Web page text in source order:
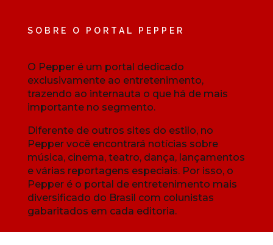
SOBRE O PORTAL PEPPER
O Pepper é um portal dedicado
exclusivamente ao entretenimento,
trazendo ao internauta o que há de mais
importante no segmento.
Diferente de outros sites do estilo, no
Pepper você encontrará notícias sobre
música, cinema, teatro, dança, lançamentos
e várias reportagens especiais. Por isso, o
Pepper é o portal de entretenimento mais
diversificado do Brasil com colunistas
gabaritados em cada editoria.